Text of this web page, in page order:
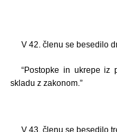
V 42. členu se besedilo
“Postopke in ukrepe iz
skladu z zakonom.”